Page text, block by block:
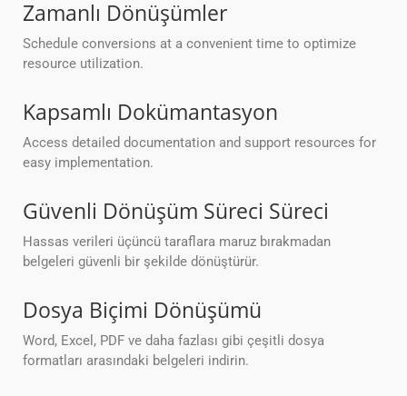
Zamanlı Dönüşümler
Schedule conversions at a convenient time to optimize
resource utilization.
Kapsamlı Dokümantasyon
Access detailed documentation and support resources for
easy implementation.
Güvenli Dönüşüm Süreci Süreci
Hassas verileri üçüncü taraflara maruz bırakmadan
belgeleri güvenli bir şekilde dönüştürür.
Dosya Biçimi Dönüşümü
Word, Excel, PDF ve daha fazlası gibi çeşitli dosya
formatları arasındaki belgeleri indirin.